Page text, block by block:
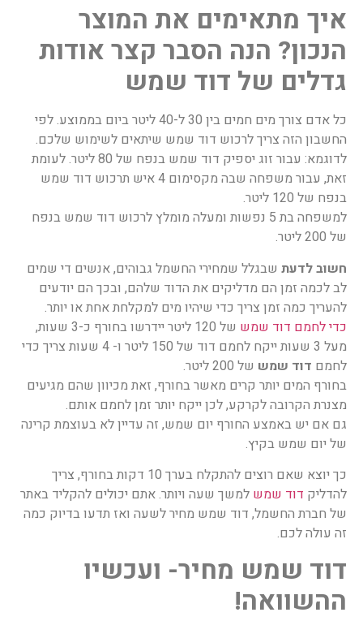
איך מתאימים את המוצר
הנכון? הנה הסבר קצר אודות
גדלים של דוד שמש
כל אדם צורך מים חמים בין 30 ל-40 ליטר ביום בממוצע. לפי
החשבון הזה צריך לרכוש דוד שמש שיתאים לשימוש שלכם.
לדוגמא: עבור זוג יספיק דוד שמש בנפח של 80 ליטר. לעומת
זאת, עבור משפחה שבה מקסימום 4 איש תרכוש דוד שמש
בנפח של 120 ליטר.
למשפחה בת 5 נפשות ומעלה מומלץ לרכוש דוד שמש בנפח
של 200 ליטר.
חשוב לדעת שבגלל שמחירי החשמל גבוהים, אנשים די שמים
לב לכמה זמן הם מדליקים את הדוד שלהם, ובכך הם יודעים
להעריך כמה זמן צריך כדי שיהיו מים למקלחת אחת או יותר.
כדי לחמם דוד שמש
של 120 ליטר יידרשו בחורף כ-3 שעות,
מעל 3 שעות ייקח לחמם דוד של 150 ליטר ו- 4 שעות צריך כדי
לחמם דוד שמש של 200 ליטר.
בחורף המים יותר קרים מאשר בחורף, זאת מכיוון שהם מגיעים
מצנרת הקרובה לקרקע, לכן ייקח יותר זמן לחמם אותם.
גם אם יש באמצע החורף יום שמש, זה עדיין לא בעוצמת קרינה
של יום שמש בקיץ.
כך יוצא שאם רוצים להתקלח בערך 10 דקות בחורף, צריך
להדליק דוד שמש למשך שעה ויותר. אתם יכולים להקליד באתר
של חברת החשמל, דוד שמש מחיר לשעה ואז תדעו בדיוק כמה
זה עולה לכם.
דוד שמש מחיר- ועכשיו
ההשוואה!